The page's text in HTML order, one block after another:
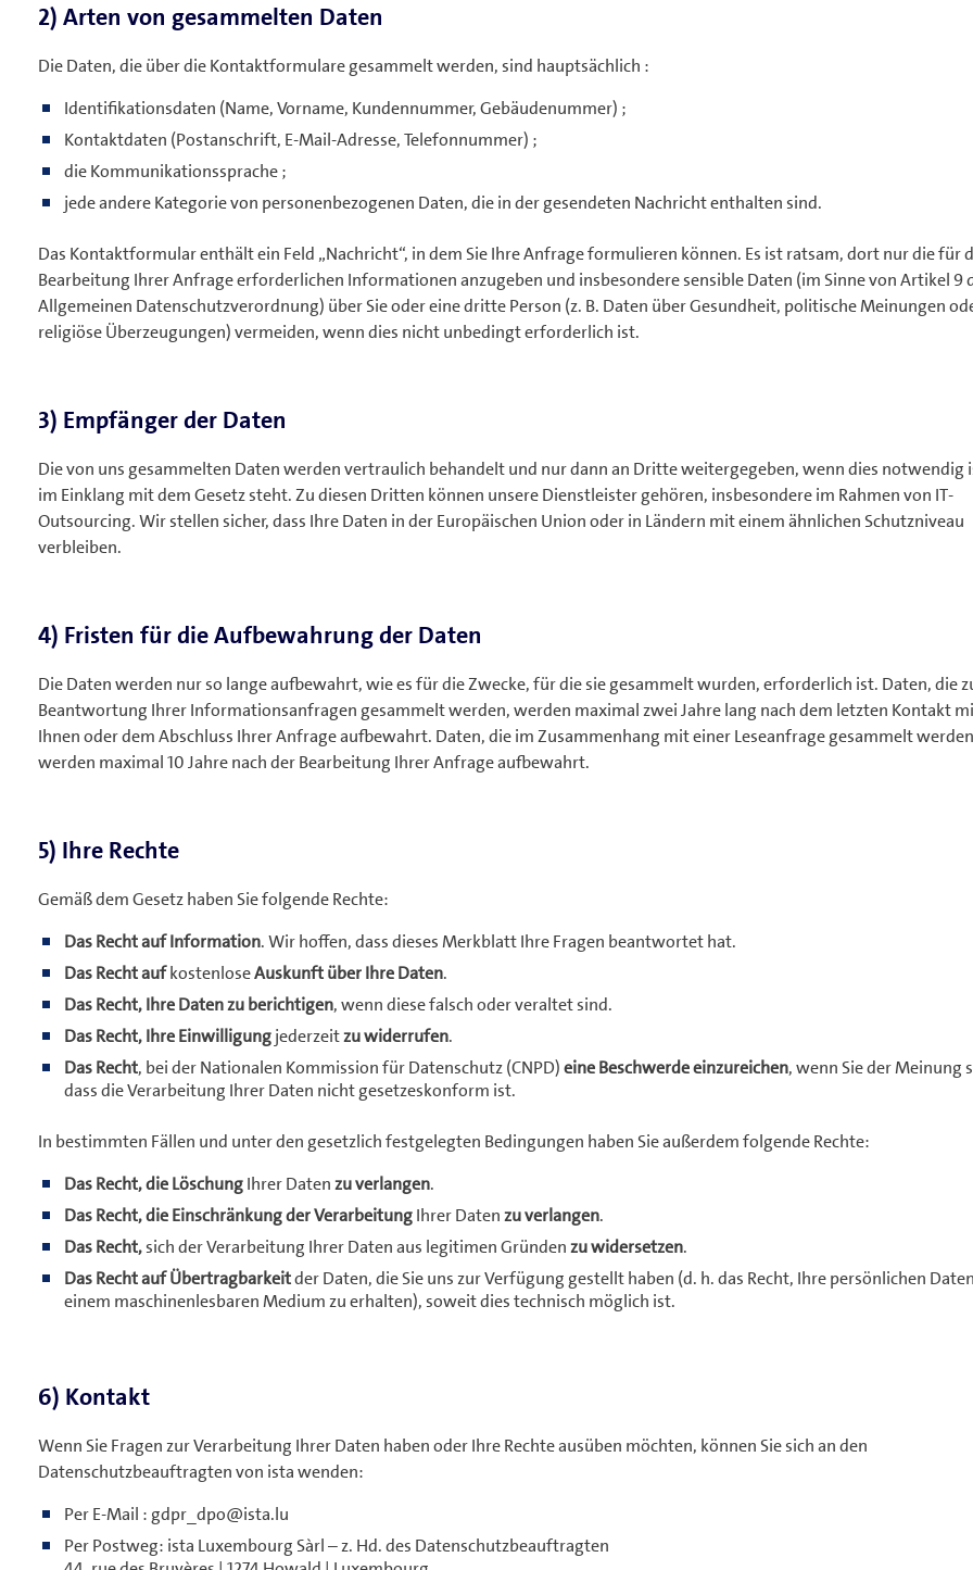
2) Arten von gesammelten Daten
Die Daten, die über die Kontaktformulare gesammelt werden, sind hauptsächlich :
Identifikationsdaten (Name, Vorname, Kundennummer, Gebäudenummer) ;
Kontaktdaten (Postanschrift, E-Mail-Adresse, Telefonnummer) ;
die Kommunikationssprache ;
jede andere Kategorie von personenbezogenen Daten, die in der gesendeten Nachricht enthalten sind.
Das Kontaktformular enthält ein Feld „Nachricht“, in dem Sie Ihre Anfrage formulieren können. Es ist ratsam, dort nur die für
Bearbeitung Ihrer Anfrage erforderlichen Informationen anzugeben und insbesondere sensible Daten (im Sinne von Artikel 9
Allgemeinen Datenschutzverordnung) über Sie oder eine dritte Person (z. B. Daten über Gesundheit, politische Meinungen
religiöse Überzeugungen) vermeiden, wenn dies nicht unbedingt erforderlich ist.
3) Empfänger der Daten
Die von uns gesammelten Daten werden vertraulich behandelt und nur dann an Dritte weitergegeben, wenn dies notwendig
im Einklang mit dem Gesetz steht. Zu diesen Dritten können unsere Dienstleister gehören, insbesondere im Rahmen von IT-
Outsourcing. Wir stellen sicher, dass Ihre Daten in der Europäischen Union oder in Ländern mit einem ähnlichen Schutzniveau
verbleiben.
4) Fristen für die Aufbewahrung der Daten
Die Daten werden nur so lange aufbewahrt, wie es für die Zwecke, für die sie gesammelt wurden, erforderlich ist. Daten, die
Beantwortung Ihrer Informationsanfragen gesammelt werden, werden maximal zwei Jahre lang nach dem letzten Kontakt
Ihnen oder dem Abschluss Ihrer Anfrage aufbewahrt. Daten, die im Zusammenhang mit einer Leseanfrage gesammelt
werden maximal 10 Jahre nach der Bearbeitung Ihrer Anfrage aufbewahrt.
5) Ihre Rechte
Gemäß dem Gesetz haben Sie folgende Rechte:
Das Recht auf Information. Wir hoffen, dass dieses Merkblatt Ihre Fragen beantwortet hat.
Das Recht aufkostenloseAuskunft über Ihre Daten.
Das Recht, Ihre Daten zu berichtigen, wenn diese falsch oder veraltet sind.
Das Recht, Ihre Einwilligungjederzeitzu widerrufen.
Das Recht, bei der Nationalen Kommission für Datenschutz (CNPD)eine Beschwerde einzureichen, wenn Sie der Meinung
dass die Verarbeitung Ihrer Daten nicht gesetzeskonform ist.
In bestimmten Fällen und unter den gesetzlich festgelegten Bedingungen haben Sie außerdem folgende Rechte:
Das Recht, die LöschungIhrer Datenzu verlangen.
Das Recht, die Einschränkung der VerarbeitungIhrer Datenzu verlangen.
Das Recht,sich der Verarbeitung Ihrer Daten aus legitimen Gründenzu widersetzen.
Das Recht auf Übertragbarkeitder Daten, die Sie uns zur Verfügung gestellt haben (d. h. das Recht, Ihre persönlichen
einem maschinenlesbaren Medium zu erhalten), soweit dies technisch möglich ist.
6) Kontakt
Wenn Sie Fragen zur Verarbeitung Ihrer Daten haben oder Ihre Rechte ausüben möchten, können Sie sich an den
Datenschutzbeauftragten von ista wenden:
Per E-Mail : gdpr_dpo@ista.lu
Per Postweg: ista Luxembourg Sàrl – z. Hd. des Datenschutzbeauftragten